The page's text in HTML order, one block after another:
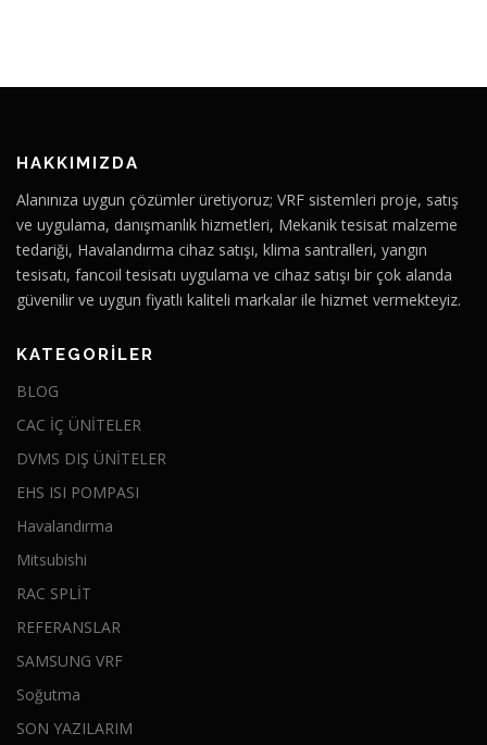
HAKKIMIZDA
Alanınıza uygun çözümler üretiyoruz; VRF sistemleri proje, satış
ve uygulama, danışmanlık hizmetleri, Mekanik tesisat malzeme
tedariği, Havalandırma cihaz satışı, klima santralleri, yangın
tesisatı, fancoil tesisatı uygulama ve cihaz satışı bir çok alanda
güvenilir ve uygun fiyatlı kaliteli markalar ile hizmet vermekteyiz.
KATEGORILER
BLOG
CAC İÇ ÜNİTELER
DVMS DIŞ ÜNİTELER
EHS ISI POMPASI
Havalandırma
Mitsubishi
RAC SPLİT
REFERANSLAR
SAMSUNG VRF
Soğutma
SON YAZILARIM